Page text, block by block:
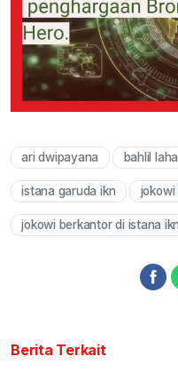
ari dwipayana bahlil
istana garuda ikn jokowi
jokowi berkantor di istana ikn
Berita Terkait